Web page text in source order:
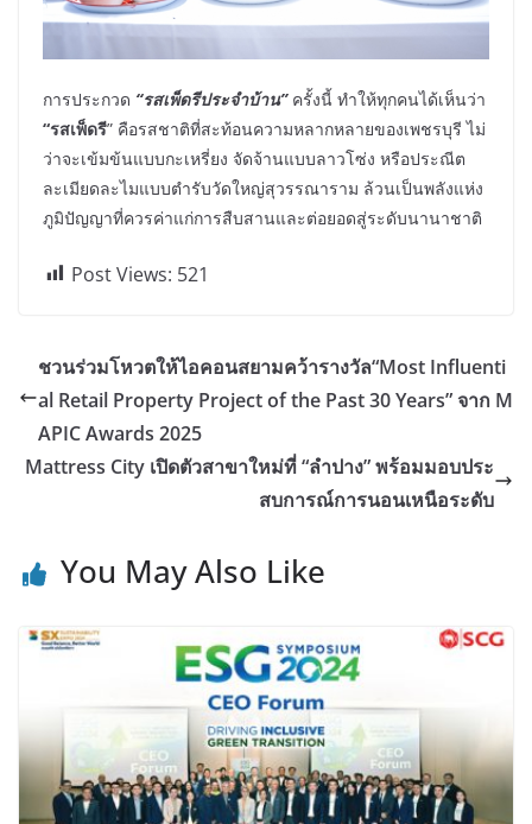
การประกวด “รสเพ็ดรีประจำบ้าน”ครั้งนี้ ทำให้ทุกคนได้เห็นว่า
“รสเพ็ดรี” คือรสชาติที่สะท้อนความหลากหลายของเพชรบุรี ไม่
ว่าจะเข้มข้นแบบกะเหรี่ยง จัดจ้านแบบลาวโซ่ง หรือประณีต
ละเมียดละไมแบบตำรับวัดใหญ่สุวรรณาราม ล้วนเป็นพลังแห่ง
ภูมิปัญญาที่ควรค่าแก่การสืบสานและต่อยอดสู่ระดับนานาชาติ
Post Views: 521
ชวนร่วมโหวตให้ไอคอนสยามคว้ารางวัล“Most Influenti
al Retail Property Project of the Past 30 Years” จาก M
APIC Awards 2025
Mattress City เปิดตัวสาขาใหม่ที่ “ลำปาง” พร้อมมอบประ
สบการณ์การนอนเหนือระดับ
You May Also Like